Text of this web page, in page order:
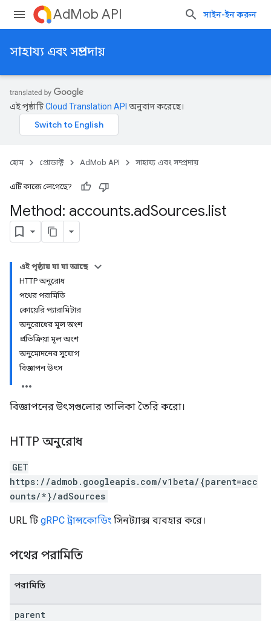
AdMob API সাইন-ইন করুন
সাহায্য এবং সম্প্রদায়
এই পৃষ্ঠাটিCloud Translation API অনুবাদ করেছে।
হোম প্রোডাক্ট AdMob API সাহায্য এবং সম্প্রদায়
এটি কাজে লেগেছে?
Method: accounts.adSources.list
এই পৃষ্ঠায় যা যা আছে
HTTP অনুরোধ
পথের পরামিতি
কোয়েরি প্যারামিটার
অনুরোধের মূল অংশ
প্রতিক্রিয়া মূল অংশ
অনুমোদনের সুযোগ
বিজ্ঞাপন উৎস
বিজ্ঞাপনের উৎসগুলোর তালিকা তৈরি করো।
HTTP অনুরোধ
GET
https://admob.googleapis.com/v1beta/{parent=acc
ounts/*}/adSources
URL টি gRPC ট্রান্সকোডিং সিনট্যাক্স ব্যবহার করে।
পথের পরামিতি
পরামিতি
parent